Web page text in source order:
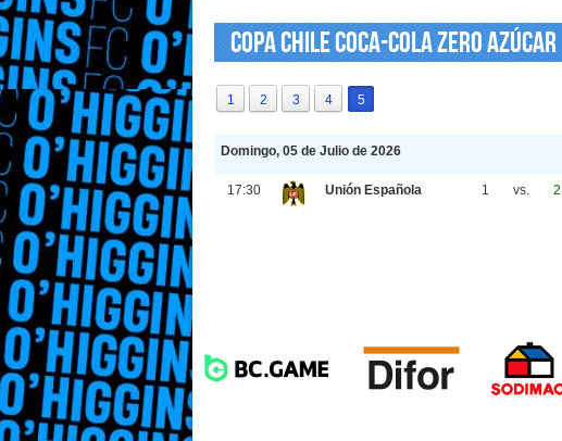
Copa Chile Coca-Cola Zero Azúcar
1 2 3 4 5
Domingo, 05 de Julio de 2026
17:30 Unión Española 1 vs. 2